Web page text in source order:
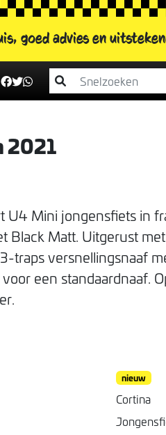
goed adviesen
2021
U4 Mini jongensfiets in
Black Matt. Uitgerust
traps versnellingsnaaf
een standaardnaaf.
nieuw
Cortina